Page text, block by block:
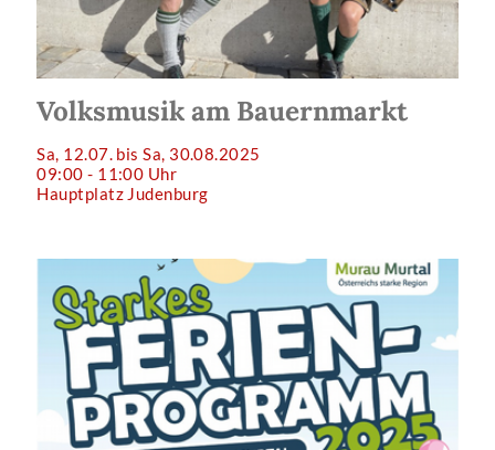
Volksmusik am Bauernmarkt
Sa, 12.07. bis Sa, 30.08.2025
09:00 - 11:00 Uhr
Hauptplatz Judenburg